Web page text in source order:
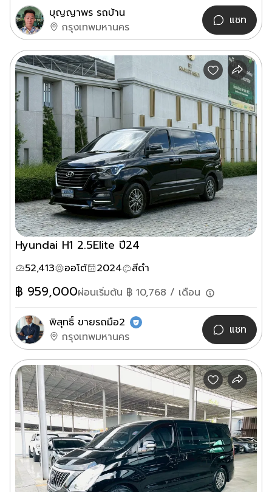
บุญญาพร รถบ้าน
กรุงเทพมหานคร
แชท
Hyundai H1 2.5Elite ปี24
52,413 ออโต้ 2024 สีดำ
฿ 959,000ผ่อนเริ่มต้น ฿ 10,768 / เดือน
พิสุทธิ์ ขายรถมือ2
กรุงเทพมหานคร
แชท